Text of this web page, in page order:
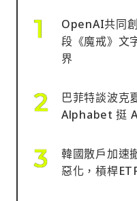
OpenAI共同
段《魔戒》文
界
巴菲特談波克
Alphabet 挺
韓國散戶加速
惡化，槓桿